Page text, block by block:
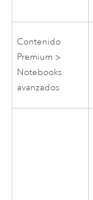
Contenido
Premium >
Notebooks
avanzados